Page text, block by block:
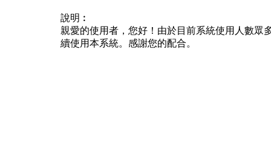
說明︰
親愛的使用者，您好！由於目前系統使用人數眾
續使用本系統。感謝您的配合。